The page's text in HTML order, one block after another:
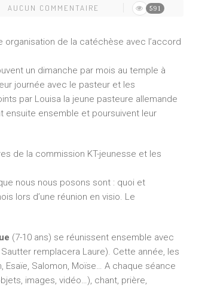
AUCUN COMMENTAIRE 591
organisation de la catéchèse avec l’accord
un dimanche par mois au temple à
journée avec le pasteur et les
par Louisa la jeune pasteure allemande
ensuite ensemble et poursuivent leur
de la commission KT-jeunesse et les
nous nous posons sont : quoi et
lors d’une réunion en visio. Le
(7-10 ans) se réunissent ensemble avec
remplacera Laure). Cette année, les
Esaïe, Salomon, Moïse… A chaque séance
images, vidéo…), chant, prière,